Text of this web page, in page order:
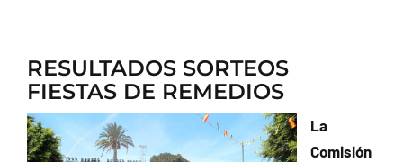
RESULTADOS SORTEOS
FIESTAS DE REMEDIOS
La
Comisión